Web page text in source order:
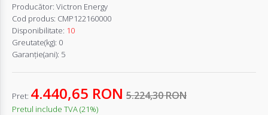
Producător: Victron Energy
Cod produs: CMP122160000
Disponibilitate: 10
Greutate(kg): 0
Garanţie(ani): 5
Pret: 4.440,65 RON 5.224,30 RON
Pretul include TVA (21%)